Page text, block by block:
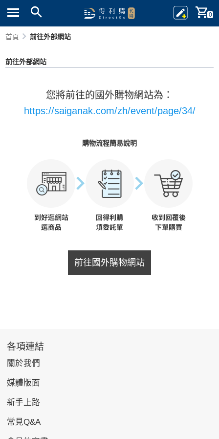
0
首頁 前往外部網站
前往外部網站
您將前往的國外購物網站為：
https://saiganak.com/zh/event/page/34/
購物流程簡易說明
前往國外購物網站
各項連結
關於我們
媒體版面
新手上路
常見Q&A